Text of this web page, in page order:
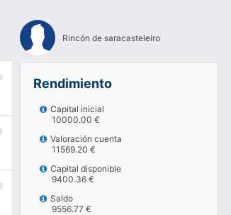
Rincón de saracasteleiro
Rendimiento
Capital inicial
10000.00 €
Valoración cuenta
11569.20 €
Capital disponible
9400.36 €
Saldo
9556.77 €